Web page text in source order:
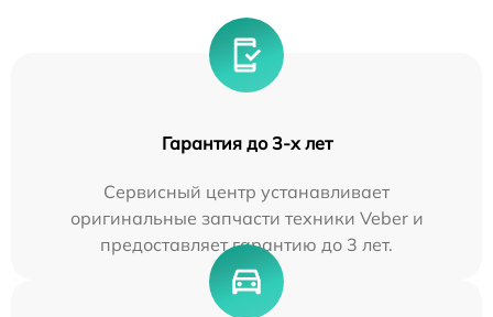
Гарантия до 3-х лет
Сервисный центр устанавливает
оригинальные запчасти техники Veber и
предоставляет гарантию до 3 лет.